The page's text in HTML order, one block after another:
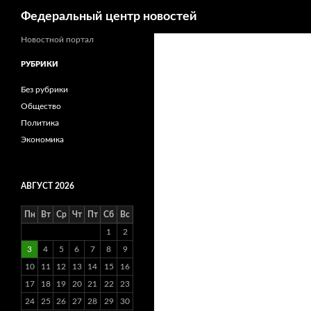
Федеральный центр новостей
Новостной портал
РУБРИКИ
Без рубрики
Общество
Политика
Экономика
АВГУСТ 2026
Пн Вт Ср Чт Пт Сб Вс
1 2
3 4 5 6 7 8 9
10 11 12 13 14 15 16
17 18 19 20 21 22 23
24 25 26 27 28 29 30